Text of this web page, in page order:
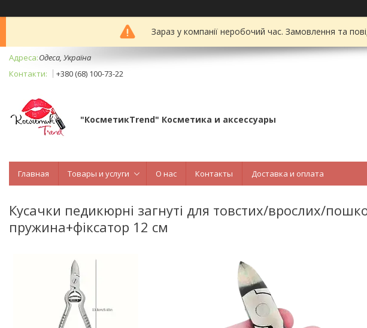
Зараз у компанії неробочий час. Замовлення та
Одеса, Україна
+380 (68) 100-73-22
"КосметикTrend" Косметика и аксессуары
Главная Товары и услуги О нас Контакты Доставка и оплата
Кусачки педикюрні загнуті для товстих/врослих/
пружина+фіксатор 12 cм